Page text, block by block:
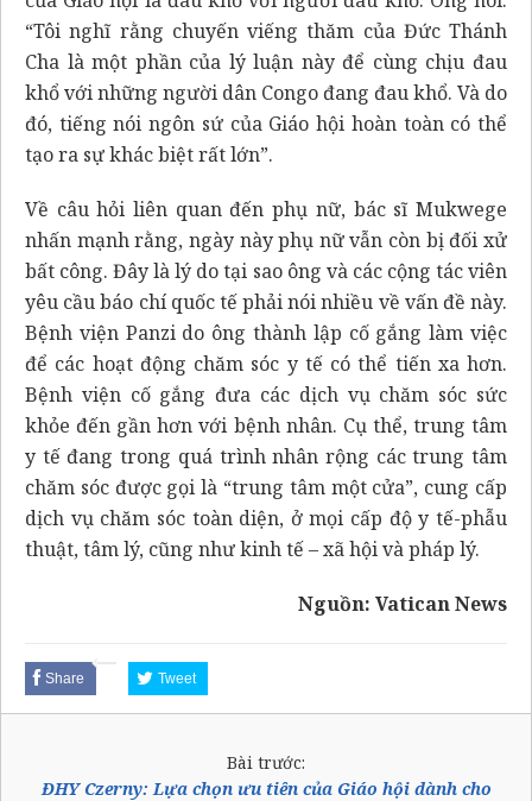
“Tôi nghĩ rằng chuyến viếng thăm của Đức Thánh
Cha là một phần của lý luận này để cùng chịu đau
khổ với những người dân Congo đang đau khổ. Và do
đó, tiếng nói ngôn sứ của Giáo hội hoàn toàn có thể
tạo ra sự khác biệt rất lớn”.
Về câu hỏi liên quan đến phụ nữ, bác sĩ Mukwege
nhấn mạnh rằng, ngày này phụ nữ vẫn còn bị đối xử
bất công. Đây là lý do tại sao ông và các cộng tác viên
yêu cầu báo chí quốc tế phải nói nhiều về vấn đề này.
Bệnh viện Panzi do ông thành lập cố gắng làm việc
để các hoạt động chăm sóc y tế có thể tiến xa hơn.
Bệnh viện cố gắng đưa các dịch vụ chăm sóc sức
khỏe đến gần hơn với bệnh nhân. Cụ thể, trung tâm
y tế đang trong quá trình nhân rộng các trung tâm
chăm sóc được gọi là “trung tâm một cửa”, cung cấp
dịch vụ chăm sóc toàn diện, ở mọi cấp độ y tế-phẫu
thuật, tâm lý, cũng như kinh tế – xã hội và pháp lý.
Nguồn: Vatican News
Share Tweet
Bài trước:
ĐHY Czerny: Lựa chọn ưu tiên của Giáo hội dành cho